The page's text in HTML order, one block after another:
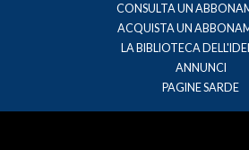
CONSULTA UN
ACQUISTA UN
LA BIBLIOTECA
ANNUNCI
PAGINE SARDE